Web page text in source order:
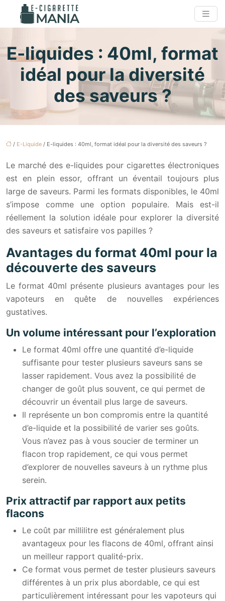
E-liquides : 40ml, format
idéal pour la diversité
des saveurs ?
/ E-Liquide / E-liquides : 40ml, format idéal pour la diversité des saveurs ?
Le marché des e-liquides pour cigarettes électroniques
est en plein essor, offrant un éventail toujours plus
large de saveurs. Parmi les formats disponibles, le 40ml
s’impose comme une option populaire. Mais est-il
réellement la solution idéale pour explorer la diversité
des saveurs et satisfaire vos papilles ?
Avantages du format 40ml pour la
découverte des saveurs
Le format 40ml présente plusieurs avantages pour les
vapoteurs en quête de nouvelles expériences
gustatives.
Un volume intéressant pour l’exploration
Le format 40ml offre une quantité d’e-liquide
suffisante pour tester plusieurs saveurs sans se
lasser rapidement. Vous avez la possibilité de
changer de goût plus souvent, ce qui permet de
découvrir un éventail plus large de saveurs.
Il représente un bon compromis entre la quantité
d’e-liquide et la possibilité de varier ses goûts.
Vous n’avez pas à vous soucier de terminer un
flacon trop rapidement, ce qui vous permet
d’explorer de nouvelles saveurs à un rythme plus
serein.
Prix attractif par rapport aux petits
flacons
Le coût par millilitre est généralement plus
avantageux pour les flacons de 40ml, offrant ainsi
un meilleur rapport qualité-prix.
Ce format vous permet de tester plusieurs saveurs
différentes à un prix plus abordable, ce qui est
particulièrement intéressant pour les vapoteurs qui